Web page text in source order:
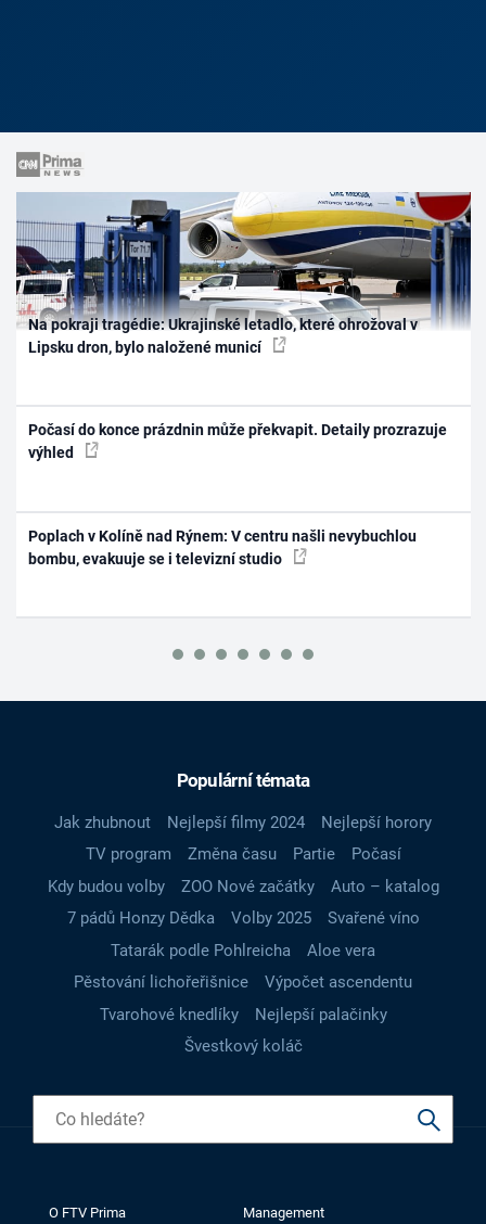
Na pokraji tragédie: Ukrajinské letadlo, které ohrožoval v
Lipsku dron, bylo naložené municí
Počasí do konce prázdnin může překvapit. Detaily prozrazuje
výhled
Poplach v Kolíně nad Rýnem: V centru našli nevybuchlou
bombu, evakuuje se i televizní studio
Populární témata
Jak zhubnout Nejlepší filmy 2024
Nejlepší horory
TV program
Změna času Partie
Počasí
Kdy budou volby
ZOO Nové začátky
Auto – katalog
7 pádů Honzy Dědka
Volby 2025
Svařené víno
Tatarák podle Pohlreicha
Aloe vera
Pěstování lichořeřišnice
Výpočet ascendentu
Tvarohové knedlíky
Nejlepší palačinky
Švestkový koláč
O FTV Prima Management